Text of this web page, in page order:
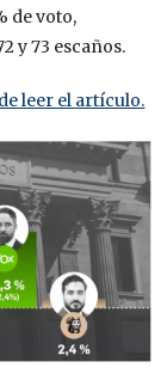
de voto,
y 73 escaños.
leer el artículo.